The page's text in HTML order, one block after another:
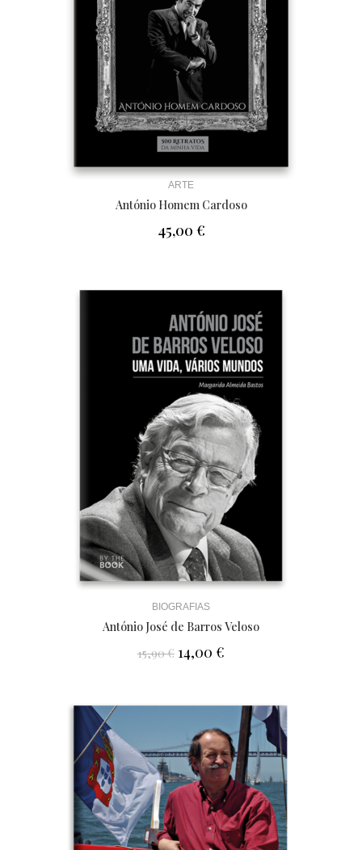
ARTE
António Homem Cardoso
45,00 €
BIOGRAFIAS
António José de Barros Veloso
15,90€ 14,00 €